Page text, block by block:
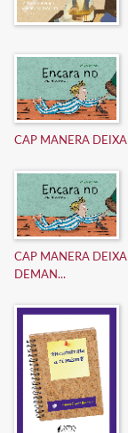
CAP MANERA
CAP MANERA
DEMAN...